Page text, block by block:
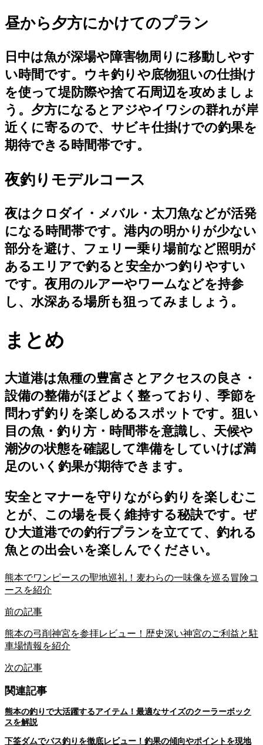
昼から夕方にかけてのプラン
日中は魚が深場や障害物周りに移動しやす
い時間です。ウキ釣りや底物狙いの仕掛け
を使って堤防際や捨て石周辺を攻めましょ
う。夕方になるとアジやイワシの群れが岸
近くに寄るので、サビキ仕掛けでの釣果を
期待できる時間帯です。
夜釣りモデルコース
夜はクロダイ・メバル・太刀魚などが活発
になる時間帯です。港内の明かりが少ない
部分を避け、フェリー乗り場前など照明が
あるエリアで釣ると安全かつ釣りやすい
です。夜用のルアーやワームなどを持参
し、水深ある場所も狙ってみましょう。
まとめ
大道港は魚種の豊富さとアクセスの良さ・
設備の整備がほどよく整っており、季節を
問わず釣りを楽しめるスポットです。狙い
目の魚・釣り方・時間帯を意識し、天候や
潮汐の状態を確認して準備をしていけば満
足のいく釣果が期待できます。
安全とマナーを守りながら釣りを楽しむこ
とが、この場を長く維持する秘訣です。ぜ
ひ大道港での釣行プランを立てて、釣れる
魚との出会いを楽しんでください。
熊本でワンピースの聖地巡礼！麦わらの一味像を巡る冒険コ
ースを紹介
前の記事
熊本の弓削神宮を参拝レビュー！歴史深い神宮のご利益と駐
車場情報を紹介
次の記事
関連記事
熊本の釣りで大活躍するアイテム！最適なサイズのクーラーボック
スを解説
下筌ダムでバス釣りを徹底レビュー！釣果の傾向やポイントを現地